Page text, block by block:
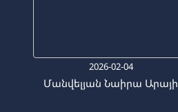
2026-02-04
Մանվելյան Նաիրա Արայի